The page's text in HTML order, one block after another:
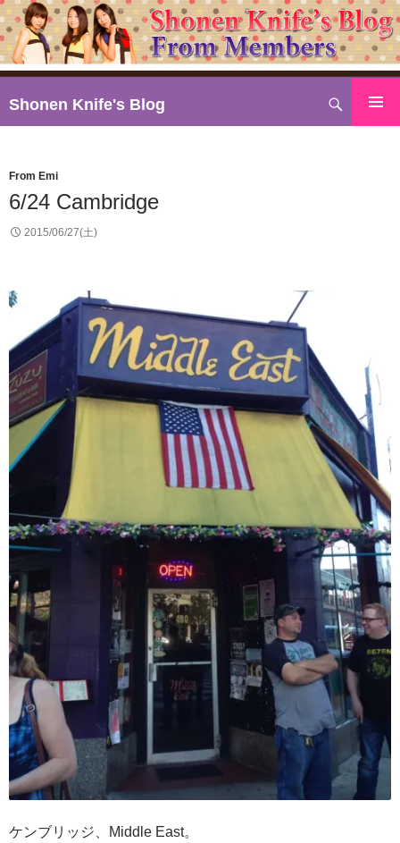
Shonen Knife's Blog
索
ン
ツ
へ
ッ
プ
From Emi
6/24 Cambridge
2015/06/27(土)
ケンブリッジ、Middle East。